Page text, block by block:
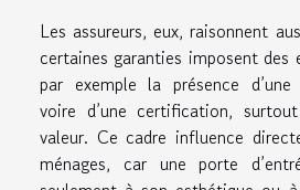
Les assureurs, eux, raisonnent
certaines garanties imposent des
par exemple la présence
voire d’une certification,
valeur. Ce cadre influence
ménages, car une porte